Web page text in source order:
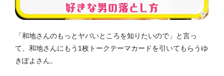
「和地さんのもっとヤバいところを知りたいので」と言っ
て、和地さんにもう1枚トークテーマカードを引いてもらうゆ
きぽよさん。